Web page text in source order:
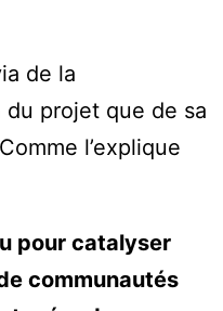
de la
du projet que de sa
l’explique
pour catalyser
communautés